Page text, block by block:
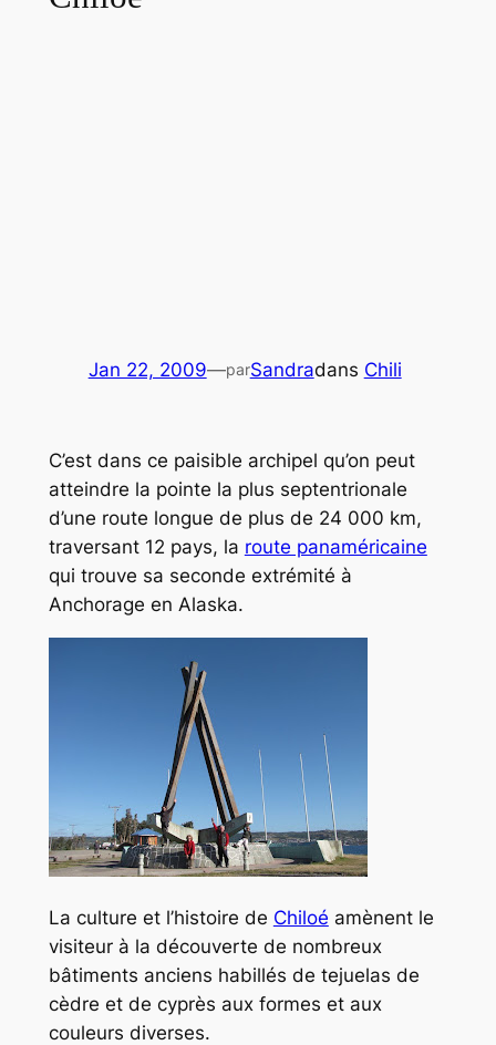
Jan 22, 2009—parSandradans Chili
C’est dans ce paisible archipel qu’on peut
atteindre la pointe la plus septentrionale
d’une route longue de plus de 24 000 km,
traversant 12 pays, la route panaméricaine
qui trouve sa seconde extrémité à
Anchorage en Alaska.
La culture et l’histoire de Chiloé amènent le
visiteur à la découverte de nombreux
bâtiments anciens habillés de tejuelas de
cèdre et de cyprès aux formes et aux
couleurs diverses.